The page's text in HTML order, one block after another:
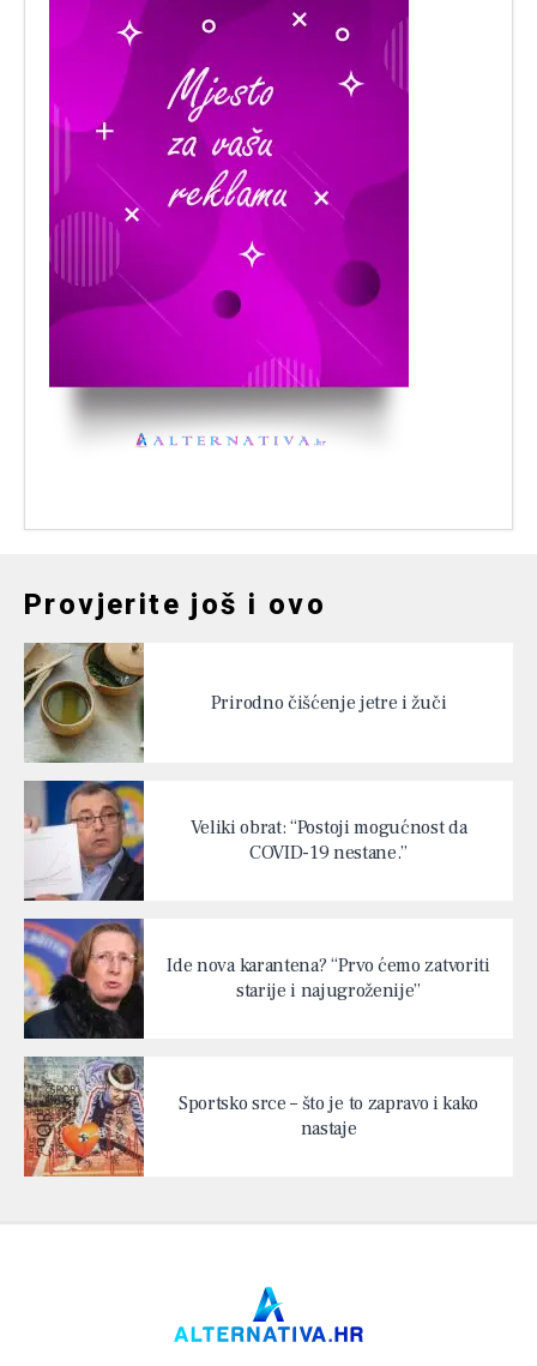
Provjerite još i ovo
Prirodno čišćenje jetre i žuči
Veliki obrat: “Postoji mogućnost da
COVID-19 nestane.”
Ide nova karantena? “Prvo ćemo zatvoriti
starije i najugroženije”
Sportsko srce – što je to zapravo i kako
nastaje